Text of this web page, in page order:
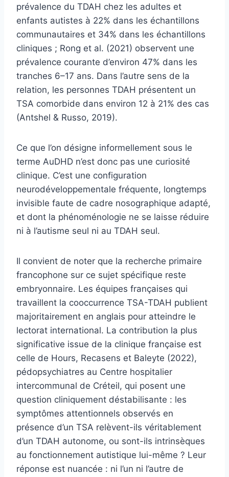
prévalence du TDAH chez les adultes et
enfants autistes à 22% dans les échantillons
communautaires et 34% dans les échantillons
cliniques ; Rong et al. (2021) observent une
prévalence courante d’environ 47% dans les
tranches 6–17 ans. Dans l’autre sens de la
relation, les personnes TDAH présentent un
TSA comorbide dans environ 12 à 21% des cas
(Antshel & Russo, 2019).
Ce que l’on désigne informellement sous le
terme AuDHD n’est donc pas une curiosité
clinique. C’est une configuration
neurodéveloppementale fréquente, longtemps
invisible faute de cadre nosographique adapté,
et dont la phénoménologie ne se laisse réduire
ni à l’autisme seul ni au TDAH seul.
Il convient de noter que la recherche primaire
francophone sur ce sujet spécifique reste
embryonnaire. Les équipes françaises qui
travaillent la cooccurrence TSA-TDAH publient
majoritairement en anglais pour atteindre le
lectorat international. La contribution la plus
significative issue de la clinique française est
celle de Hours, Recasens et Baleyte (2022),
pédopsychiatres au Centre hospitalier
intercommunal de Créteil, qui posent une
question cliniquement déstabilisante : les
symptômes attentionnels observés en
présence d’un TSA relèvent-ils véritablement
d’un TDAH autonome, ou sont-ils intrinsèques
au fonctionnement autistique lui-même ? Leur
réponse est nuancée : ni l’un ni l’autre de